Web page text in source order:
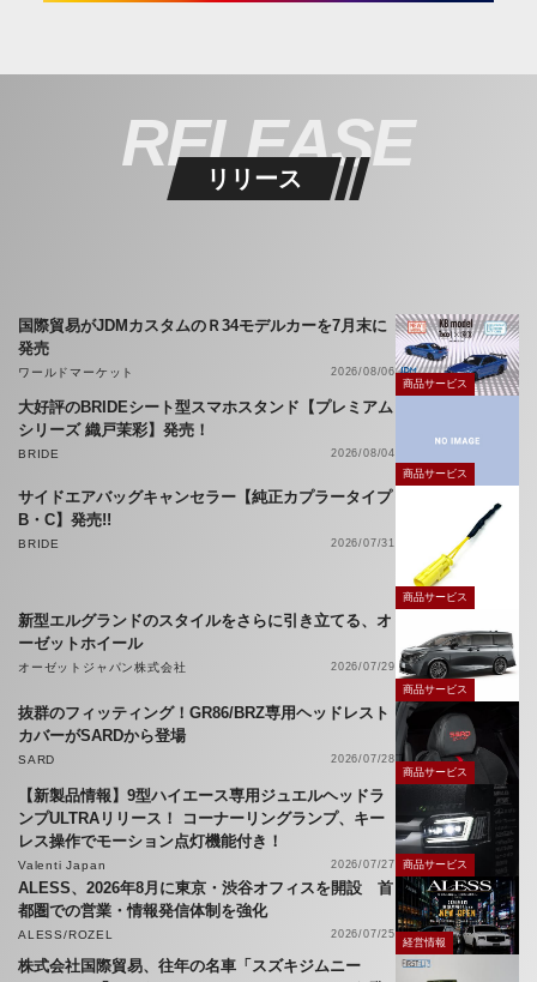
RELEASE
リリース
国際貿易がJDMカスタムのＲ34モデルカーを7月末に
発売
ワールドマーケット
2026/08/06
商品サービス
大好評のBRIDEシート型スマホスタンド【プレミアム
シリーズ 織戸茉彩】発売！
BRIDE
2026/08/04
商品サービス
サイドエアバッグキャンセラー【純正カプラータイプ
B・C】発売!!
BRIDE 2026/07/31
商品サービス
新型エルグランドのスタイルをさらに引き立てる、オ
ーゼットホイール
オーゼットジャパン株式会社
2026/07/29
商品サービス
抜群のフィッティング！GR86/BRZ専用ヘッドレスト
カバーがSARDから登場
SARD
2026/07/28
商品サービス
【新製品情報】9型ハイエース専用ジュエルヘッドラ
ンプULTRAリリース！ コーナーリングランプ、キー
レス操作でモーション点灯機能付き！
Valenti Japan 2026/07/27 商品サービス
ALESS、2026年8月に東京・渋谷オフィスを開設 首
都圏での営業・情報発信体制を強化
ALESS/ROZEL 2026/07/25
経営情報
株式会社国際貿易、往年の名車「スズキジムニー